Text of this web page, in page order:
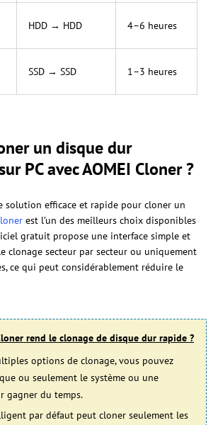
HDD → HDD 4–6 heures
SSD → SSD 1–3 heures
un disque dur
PC avec AOMEI Cloner ?
solution efficace et rapide pour cloner un
est l’un des meilleurs choix disponibles
gratuit propose une interface simple et
clonage secteur par secteur ou uniquement
ce qui peut considérablement réduire le
rend le clonage de disque dur rapide ?
options de clonage, vous pouvez
ou seulement le système ou une
gagner du temps.
par défaut peut cloner seulement les